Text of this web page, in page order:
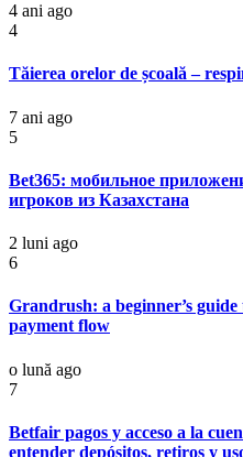
4 ani ago
4
Tăierea orelor de școală –
7 ani ago
5
Bet365: мобильное
игроков из Казахстана
2 luni ago
6
Grandrush: a beginner’s
payment flow
o lună ago
7
Betfair pagos y acceso a la
entender depósitos, retiros y